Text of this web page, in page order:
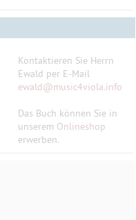
Kontaktieren Sie Herrn
Ewald per E-Mail
ewald@music4viola.info
Das Buch können Sie in
unserem Onlineshop
erwerben.